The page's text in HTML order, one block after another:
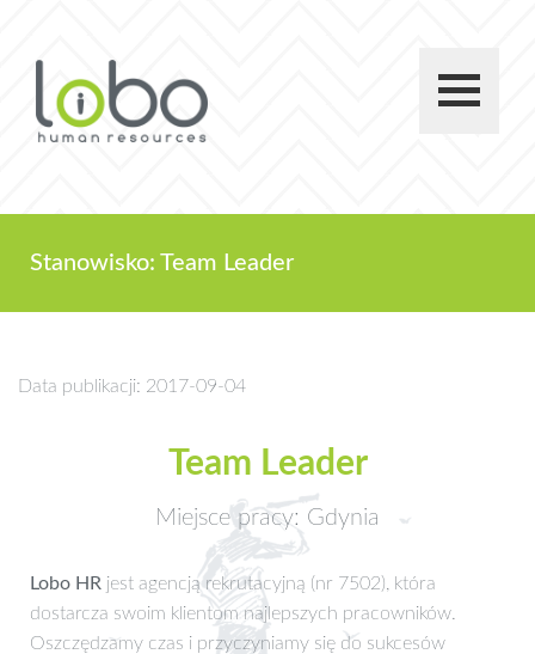
Stanowisko: Team Leader
Data publikacji: 2017-09-04
Team Leader
Miejsce pracy: Gdynia
Lobo HR jest agencją rekrutacyjną (nr 7502), która
dostarcza swoim klientom najlepszych pracowników.
Oszczędzamy czas i przyczyniamy się do sukcesów